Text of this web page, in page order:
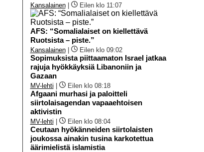
Kansalainen| Eilen klo 11:07
AFS: “Somalialaiset on kiellettävä
Ruotsista – piste.”
Kansalainen| Eilen klo 09:02
Sopimuksista piittaamaton Israel jatkaa
rajuja hyökkäyksiä Libanoniin ja
Gazaan
MV-lehti Eilen klo 08:18
Afgaani murhasi ja paloitteli
siirtolaisagendan vapaaehtoisen
aktivistin
MV-lehti Eilen klo 08:04
Ceutaan hyökänneiden siirtolaisten
joukossa ainakin tusina karkotettua
äärimielistä islamistia